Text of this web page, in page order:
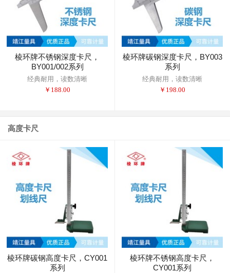
棱环牌不锈钢深度卡尺，
BY001/002系列
经典耐用，读数清晰
￥ 188.00
棱环牌碳钢深度卡尺，BY003
系列
经典耐用，读数清晰
￥ 198.00
高度卡尺
棱环牌碳钢高度卡尺，CY001
系列
棱环牌不锈钢高度卡尺，
CY001系列